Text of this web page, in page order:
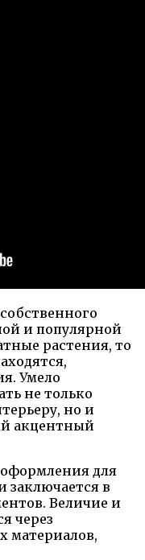
и популярной
растения, то
Умело
не только
но и
акцентный
оформления для
заключается в
Величие и
через
материалов,